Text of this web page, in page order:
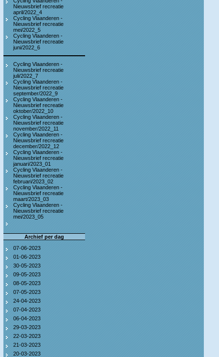
Nieuwsbrief recreatie
april/2022_4
Cycling Vlaanderen -
Nieuwsbrief recreatie
mei/2022_5
Cycling Vlaanderen -
Nieuwsbrief recreatie
juni/2022_6
Cycling Vlaanderen -
Nieuwsbrief recreatie
juli/2022_7
Cycling Vlaanderen -
Nieuwsbrief recreatie
september/2022_9
Cycling Vlaanderen -
Nieuwsbrief recreatie
oktober/2022_10
Cycling Vlaanderen -
Nieuwsbrief recreatie
november/2022_11
Cycling Vlaanderen -
Nieuwsbrief recreatie
december/2022_12
Cycling Vlaanderen -
Nieuwsbrief recreatie
januari/2023_01
Cycling Vlaanderen -
Nieuwsbrief recreatie
februari/2023_02
Cycling Vlaanderen -
Nieuwsbrief recreatie
maart/2023_03
Cycling Vlaanderen -
Nieuwsbrief recreatie
mei/2023_05
Archief per dag
07-06-2023
01-06-2023
30-05-2023
09-05-2023
08-05-2023
07-05-2023
24-04-2023
07-04-2023
06-04-2023
29-03-2023
22-03-2023
21-03-2023
20-03-2023